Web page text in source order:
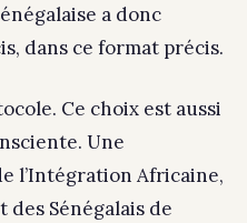
a donc
dans ce format précis.
Ce choix est aussi
Une
l’Intégration Africaine,
Sénégalais de